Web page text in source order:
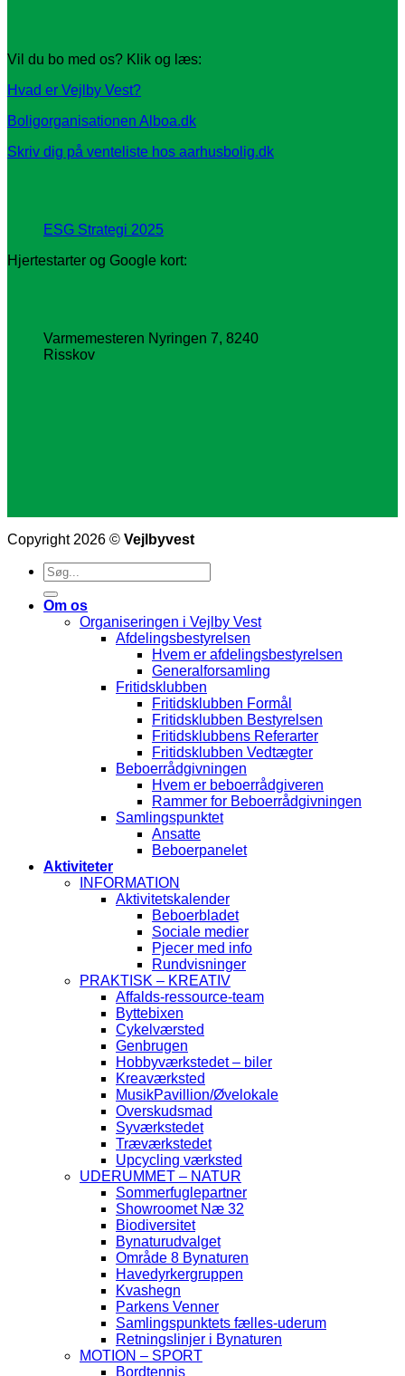
Vil du bo med os? Klik og læs:
Hvad er Vejlby Vest?
Boligorganisationen Alboa.dk
Skriv dig på venteliste hos aarhusbolig.dk
ESG Strategi 2025
Hjertestarter og Google kort:
Varmemesteren Nyringen 7, 8240
Risskov
Copyright 2026 © Vejlbyvest
Om os
Organiseringen i Vejlby Vest
Afdelingsbestyrelsen
Hvem er afdelingsbestyrelsen
Generalforsamling
Fritidsklubben
Fritidsklubben Formål
Fritidsklubben Bestyrelsen
Fritidsklubbens Referarter
Fritidsklubben Vedtægter
Beboerrådgivningen
Hvem er beboerrådgiveren
Rammer for Beboerrådgivningen
Samlingspunktet
Ansatte
Beboerpanelet
Aktiviteter
INFORMATION
Aktivitetskalender
Beboerbladet
Sociale medier
Pjecer med info
Rundvisninger
PRAKTISK – KREATIV
Affalds-ressource-team
Byttebixen
Cykelværsted
Genbrugen
Hobbyværkstedet – biler
Kreaværksted
MusikPavillion/Øvelokale
Overskudsmad
Syværkstedet
Træværkstedet
Upcycling værksted
UDERUMMET – NATUR
Sommerfuglepartner
Showroomet Næ 32
Biodiversitet
Bynaturudvalget
Område 8 Bynaturen
Havedyrkergruppen
Kvashegn
Parkens Venner
Samlingspunktets fælles-uderum
Retningslinjer i Bynaturen
MOTION – SPORT
Bordtennis